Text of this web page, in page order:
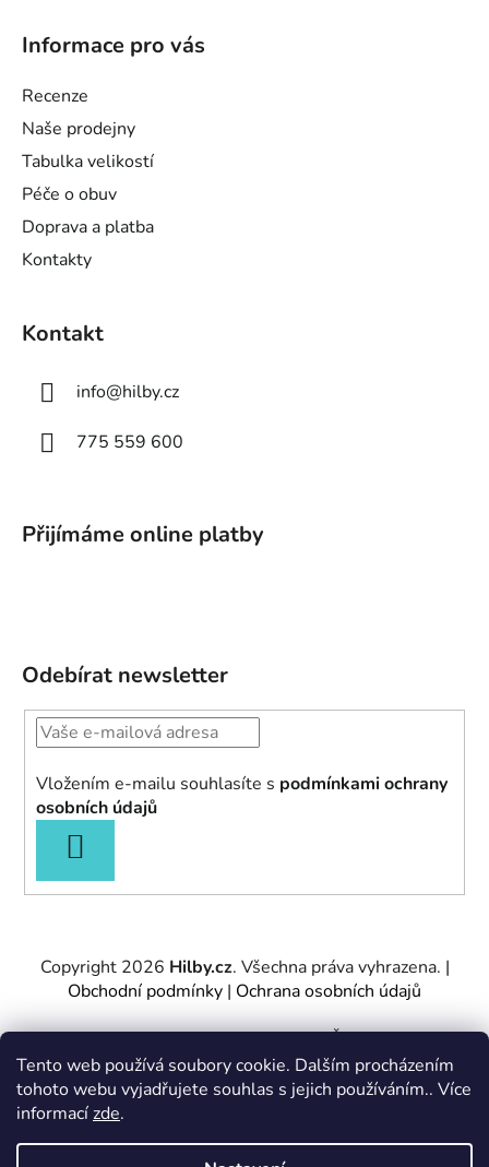
Tento web používá soubory cookie. Dalším procházením
tohoto webu vyjadřujete souhlas s jejich používáním.. Více
informacízde.
Informace pro vás
Recenze
Naše prodejny
Tabulka velikostí
Péče o obuv
Doprava a platba
Kontakty
Kontakt
info@hilby.cz
775 559 600
Přijímáme online platby
Odebírat newsletter
Vložením e-mailu souhlasíte s podmínkami ochrany
osobních údajů
SE
Copyright 2026 Hilby.cz. Všechna práva vyhrazena. |
Obchodní podmínky | Ochrana osobních údajů
Provozovatel e-shopu: Hilby CZ s.r.o., IČ: 27467317, se
sídlem Soukenická 2082/7,11000 Praha 1 – Nové
Město.
Společnost je zapsána u Městského soudu v Praze -